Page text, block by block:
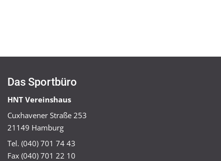
Das Sportbüro
HNT Vereinshaus
Cuxhavener Straße 253
21149 Hamburg
Tel. (040) 701 74 43
Fax (040) 701 22 10